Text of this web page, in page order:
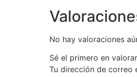
No hay valoraciones
Sé el primero en
Tu dirección de correo